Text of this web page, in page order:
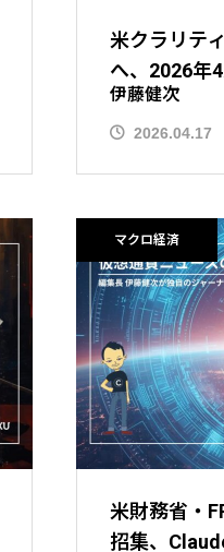
米クラリテ
へ、2026年
2026.04.17
伊藤健次
ニュース解説
マクロ経済
米財務省・
招集、